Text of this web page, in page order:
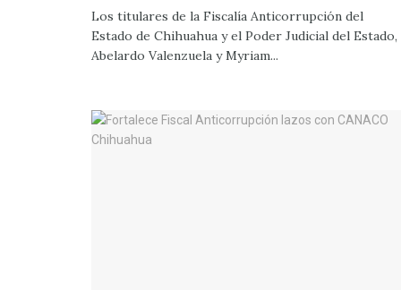
Los titulares de la Fiscalía Anticorrupción del
Estado de Chihuahua y el Poder Judicial del Estado,
Abelardo Valenzuela y Myriam...